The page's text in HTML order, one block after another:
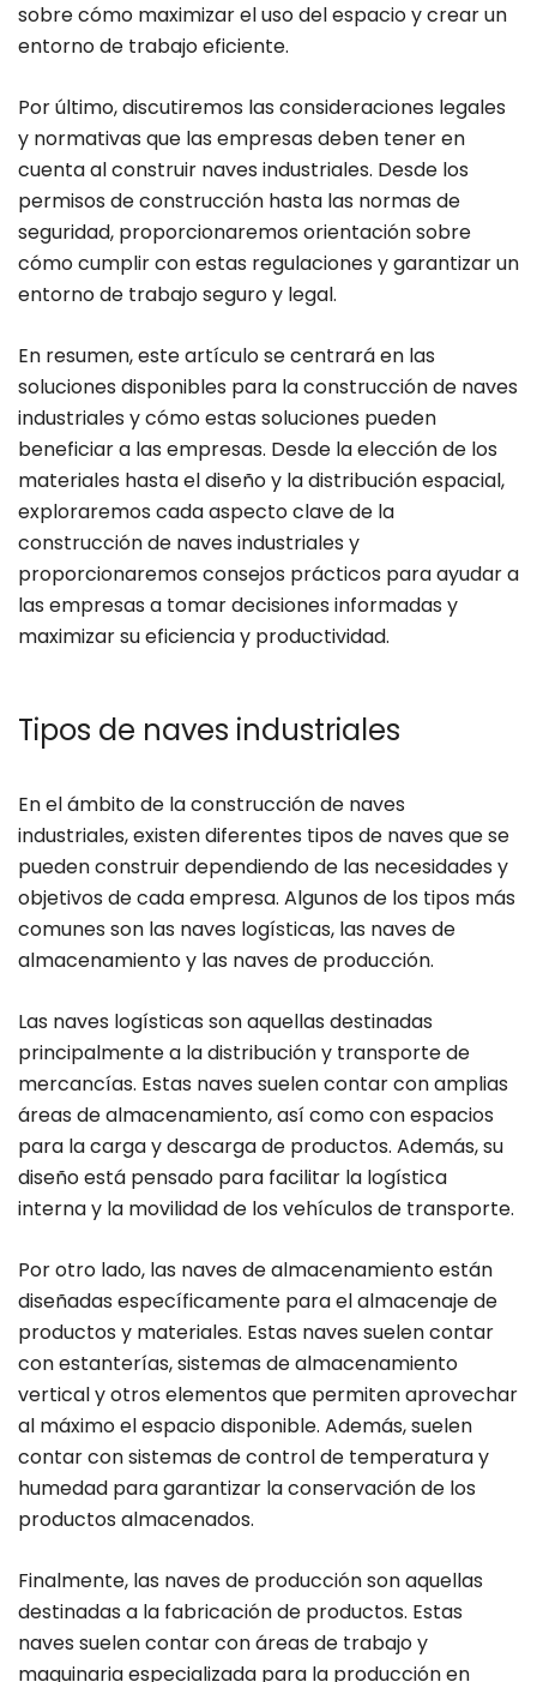
sobre cómo maximizar el uso del espacio y crear un
entorno de trabajo eficiente.
Por último, discutiremos las consideraciones legales
y normativas que las empresas deben tener en
cuenta al construir naves industriales. Desde los
permisos de construcción hasta las normas de
seguridad, proporcionaremos orientación sobre
cómo cumplir con estas regulaciones y garantizar un
entorno de trabajo seguro y legal.
En resumen, este artículo se centrará en las
soluciones disponibles para la construcción de naves
industriales y cómo estas soluciones pueden
beneficiar a las empresas. Desde la elección de los
materiales hasta el diseño y la distribución espacial,
exploraremos cada aspecto clave de la
construcción de naves industriales y
proporcionaremos consejos prácticos para ayudar a
las empresas a tomar decisiones informadas y
maximizar su eficiencia y productividad.
Tipos de naves industriales
En el ámbito de la construcción de naves
industriales, existen diferentes tipos de naves que se
pueden construir dependiendo de las necesidades y
objetivos de cada empresa. Algunos de los tipos más
comunes son las naves logísticas, las naves de
almacenamiento y las naves de producción.
Las naves logísticas son aquellas destinadas
principalmente a la distribución y transporte de
mercancías. Estas naves suelen contar con amplias
áreas de almacenamiento, así como con espacios
para la carga y descarga de productos. Además, su
diseño está pensado para facilitar la logística
interna y la movilidad de los vehículos de transporte.
Por otro lado, las naves de almacenamiento están
diseñadas específicamente para el almacenaje de
productos y materiales. Estas naves suelen contar
con estanterías, sistemas de almacenamiento
vertical y otros elementos que permiten aprovechar
al máximo el espacio disponible. Además, suelen
contar con sistemas de control de temperatura y
humedad para garantizar la conservación de los
productos almacenados.
Finalmente, las naves de producción son aquellas
destinadas a la fabricación de productos. Estas
naves suelen contar con áreas de trabajo y
maquinaria especializada para la producción en